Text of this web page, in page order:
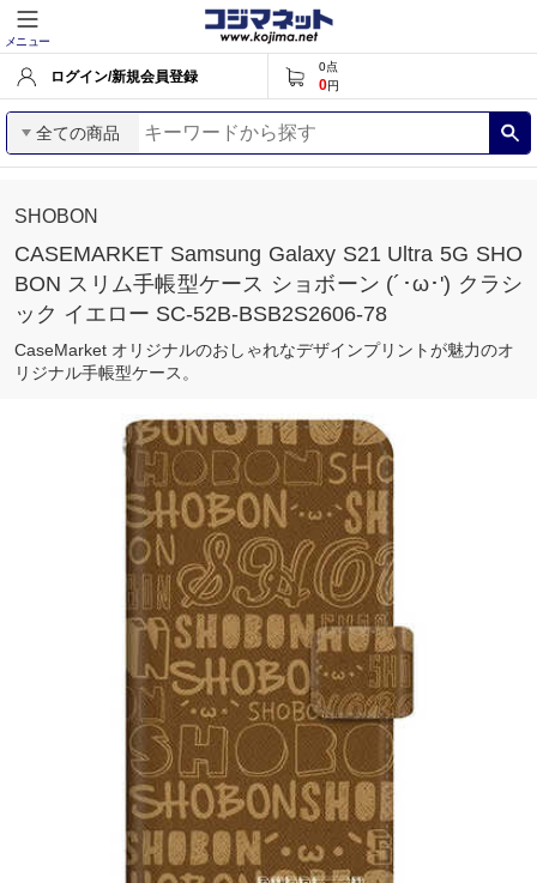
メニュー
ログイン/新規会員登録
0点
0円
全ての商品
SHOBON
CASEMARKET Samsung Galaxy S21 Ultra 5G SHO
BON スリム手帳型ケース ショボーン (´･ω･') クラシ
ック イエロー SC-52B-BSB2S2606-78
CaseMarket オリジナルのおしゃれなデザインプリントが魅力のオ
リジナル手帳型ケース。